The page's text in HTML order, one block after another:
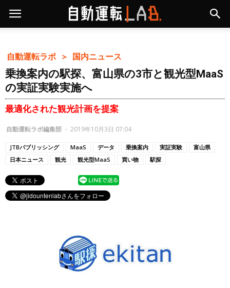
自動運転ラボ ＞ 国内ニュース
乗換案内の駅探、富山県の3市と観光型MaaS
の実証実験実施へ
最適化された観光計画を提案
自動運転ラボ編集部 - 2019年10月3日 07:04
JTBパブリッシング MaaS データ 乗換案内 実証実験
富山県
日本ニュース
観光 観光型MaaS 買い物 駅探